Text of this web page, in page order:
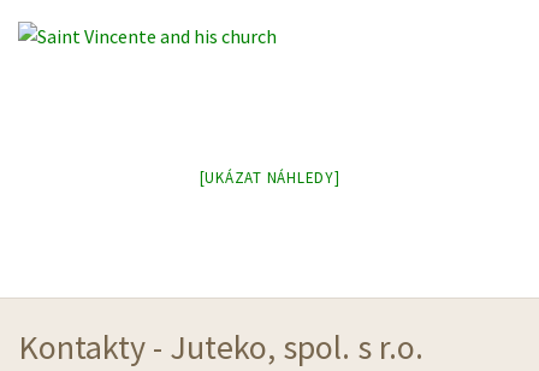
[UKÁZAT NÁHLEDY]
Kontakty - Juteko, spol. s r.o.